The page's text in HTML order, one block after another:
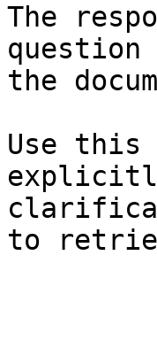
The
question
the
Use this